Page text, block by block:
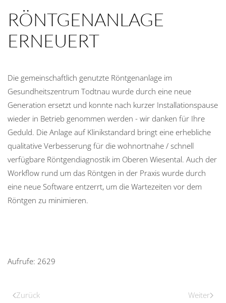
RÖNTGENANLAGE
ERNEUERT
Die gemeinschaftlich genutzte Röntgenanlage im
Gesundheitszentrum Todtnau wurde durch eine neue
Generation ersetzt und konnte nach kurzer Installationspause
wieder in Betrieb genommen werden - wir danken für Ihre
Geduld. Die Anlage auf Klinikstandard bringt eine erhebliche
qualitative Verbesserung für die wohnortnahe / schnell
verfügbare Röntgendiagnostik im Oberen Wiesental. Auch der
Workflow rund um das Röntgen in der Praxis wurde durch
eine neue Software entzerrt, um die Wartezeiten vor dem
Röntgen zu minimieren.
Aufrufe: 2629
Zurück Weiter